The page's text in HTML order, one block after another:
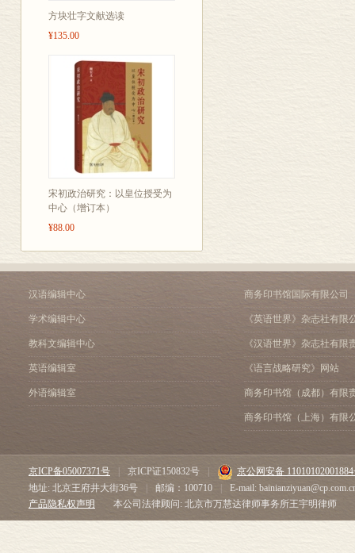
方块壮字文献选读
¥135.00
宋初政治研究：以皇位授受为
中心（增订本）
¥88.00
汉语编辑中心
学术编辑中心
教科文编辑中心
英语编辑室
外语编辑室
商务印书馆国际有限公司
《英语世界》杂志社有限
《汉语世界》杂志社有限
《语言战略研究》网站
商务印书馆（成都）有限
商务印书馆（上海）有限
京ICP备05007371号 京ICP证150832号
京公网安备
地址: 北京王府井大街36号
邮编：100710
E-mail:
产品隐私权声明
本公司法律顾问: 北京市万慧达律师事务所王宇明律师